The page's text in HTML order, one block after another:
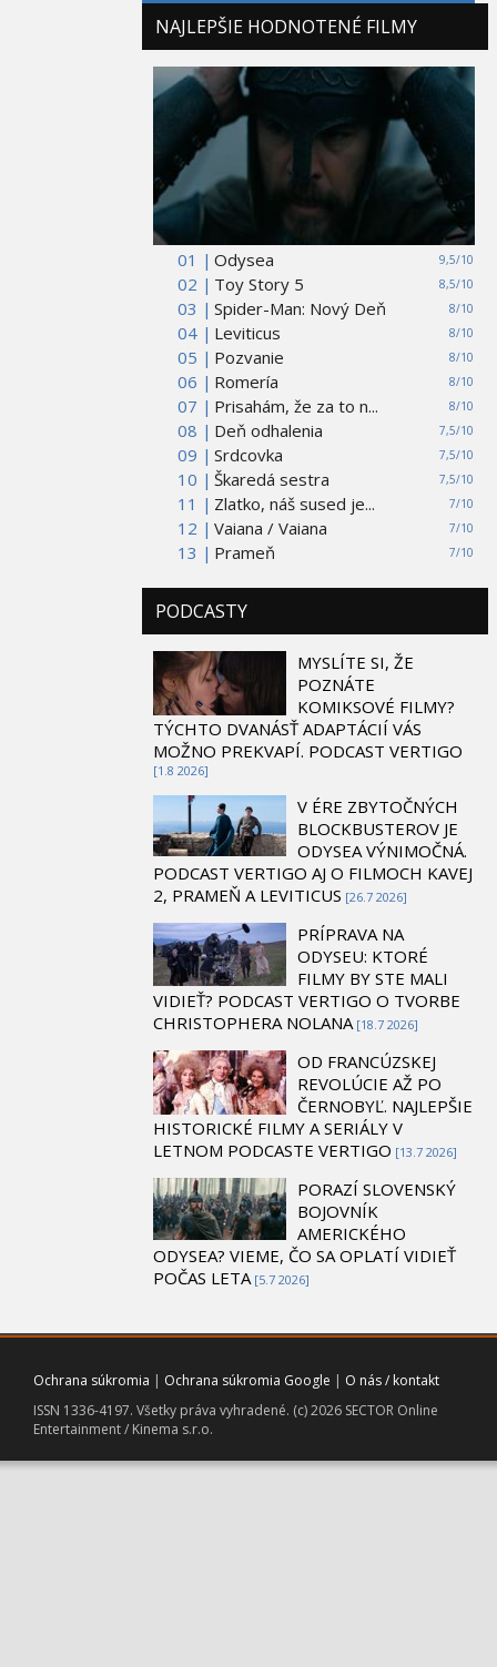
NAJLEPŠIE HODNOTENÉ FILMY
01 | 9,5/10
Odysea
02 |
8,5/10
Toy Story 5
03 |
8/10
Spider-Man: Nový Deň
04 |
8/10
Leviticus
05 |
8/10
Pozvanie
06 |
8/10
Romería
07 |
8/10
Prisahám, že za to n...
08 |
7,5/10
Deň odhalenia
09 |
7,5/10
Srdcovka
10 |
7,5/10
Škaredá sestra
11 |
7/10
Zlatko, náš sused je...
12 |
7/10
Vaiana / Vaiana
13 |
7/10
Prameň
PODCASTY
MYSLÍTE SI, ŽE
POZNÁTE
KOMIKSOVÉ FILMY?
TÝCHTO DVANÁSŤ ADAPTÁCIÍ VÁS
MOŽNO PREKVAPÍ. PODCAST VERTIGO
[1.8 2026]
V ÉRE ZBYTOČNÝCH
BLOCKBUSTEROV JE
ODYSEA VÝNIMOČNÁ.
PODCAST VERTIGO AJ O FILMOCH KAVEJ
2, PRAMEŇ A LEVITICUS [26.7 2026]
PRÍPRAVA NA
ODYSEU: KTORÉ
FILMY BY STE MALI
VIDIEŤ? PODCAST VERTIGO O TVORBE
CHRISTOPHERA NOLANA [18.7 2026]
OD FRANCÚZSKEJ
REVOLÚCIE AŽ PO
ČERNOBYĽ. NAJLEPŠIE
HISTORICKÉ FILMY A SERIÁLY V
LETNOM PODCASTE VERTIGO [13.7 2026]
PORAZÍ SLOVENSKÝ
BOJOVNÍK
AMERICKÉHO
ODYSEA? VIEME, ČO SA OPLATÍ VIDIEŤ
POČAS LETA [5.7 2026]
Ochrana súkromia | Ochrana súkromia Google | O nás / kontakt
ISSN 1336-4197. Všetky práva vyhradené. (c) 2026 SECTOR Online
Entertainment / Kinema s.r.o.